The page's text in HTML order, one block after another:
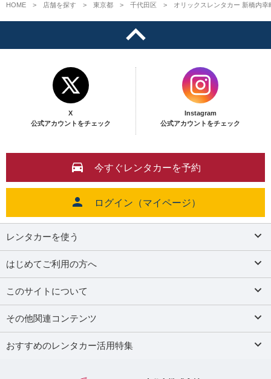
HOME 店舗を探す 東京都 千代田区 オリックスレンタカー 新橋内幸
X
公式アカウントをチェック
Instagram
公式アカウントをチェック
今すぐレンタカーを予約
ログイン（マイページ）
レンタカーを使う
はじめてご利用の方へ
このサイトについて
その他関連コンテンツ
おすすめのレンタカー活用特集